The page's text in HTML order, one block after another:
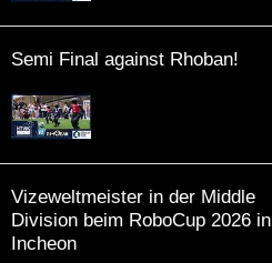
Semi Final against Rhoban!
Vizeweltmeister in der Middle
Division beim RoboCup 2026 in
Incheon